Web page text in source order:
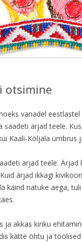
otsimine
vanadel
saadeti ärjad teele.
Kaali-Köljala
ärjad teele.
ärjad ikkagi
käind natuke aega,
ja akkas kiriku
kätte öhtu ja